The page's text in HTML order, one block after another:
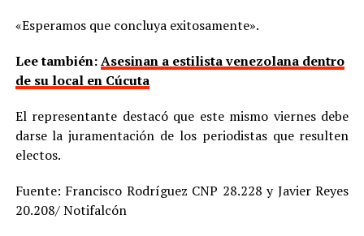
«Esperamos que concluya exitosamente».
Lee también:Asesinan a estilista venezolana dentro
de su local en Cúcuta
El representante destacó que este mismo viernes debe
darse la juramentación de los periodistas que resulten
electos.
Fuente: Francisco Rodríguez CNP 28.228 y Javier Reyes
20.208/ Notifalcón